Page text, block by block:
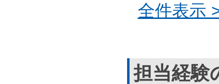
全件表示
担当経験